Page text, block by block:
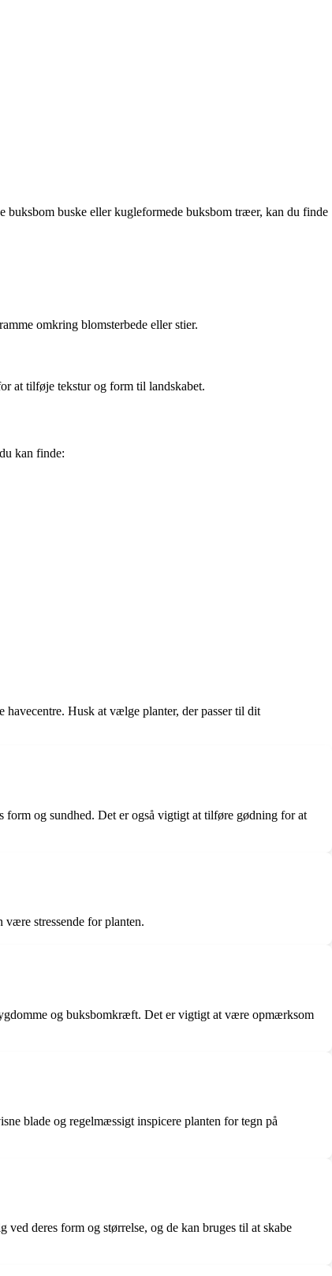
buksbom buske eller kugleformede buksbom træer, kan du finde
omkring blomsterbede eller stier.
at tilføje tekstur og form til landskabet.
kan finde:
Husk at vælge planter, der passer til dit
form og sundhed. Det er også vigtigt at tilføre gødning for at
være stressende for planten.
og buksbomkræft. Det er vigtigt at være opmærksom
blade og regelmæssigt inspicere planten for tegn på
deres form og størrelse, og de kan bruges til at skabe